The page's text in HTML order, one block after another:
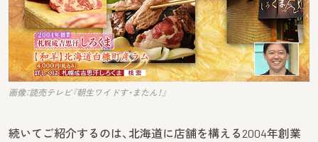
画像：読売テレビ『朝生ワイドす・またん！』
続いてご紹介するのは、北海道に店舗を構える2004年創業